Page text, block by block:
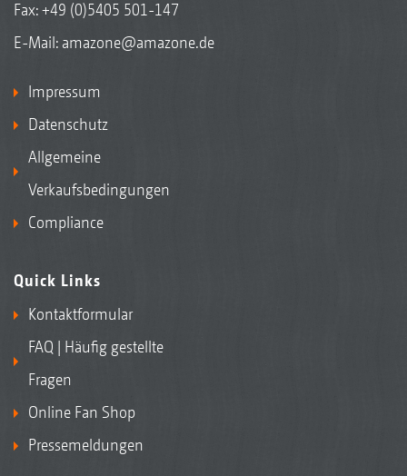
Fax: +49 (0)5405 501-147
E-Mail: amazone@amazone.de
Impressum
Datenschutz
Allgemeine
Verkaufsbedingungen
Compliance
Quick Links
Kontaktformular
FAQ | Häufig gestellte
Fragen
Online Fan Shop
Pressemeldungen